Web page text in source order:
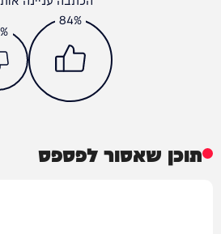
84%
תוכן שאסור לפספס